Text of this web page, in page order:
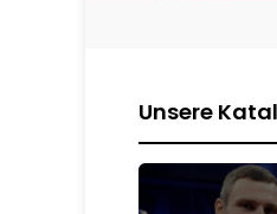
Unsere